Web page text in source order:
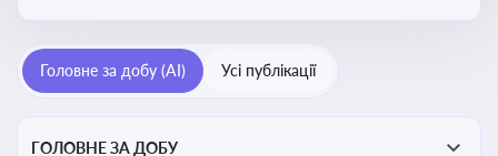
відбувають покарання
Головне за добу (AI) Усі публікації
ГОЛОВНЕ ЗА ДОБУ